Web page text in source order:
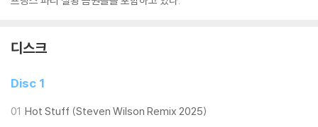
디스크
Disc 1
01 Hot Stuff (Steven Wilson Remix 2025)